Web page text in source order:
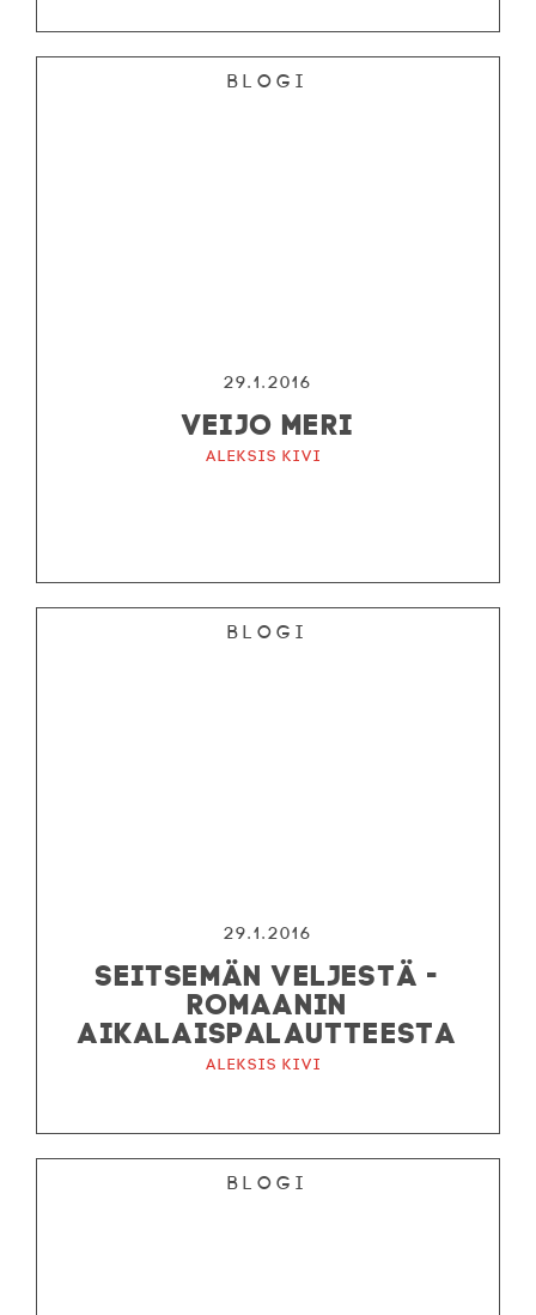
Blogi
29.1.2016
VEIJO MERI
Aleksis Kivi
Blogi
29.1.2016
SEITSEMÄN VELJESTÄ -
ROMAANIN
AIKALAISPALAUTTEESTA
Aleksis Kivi
Blogi